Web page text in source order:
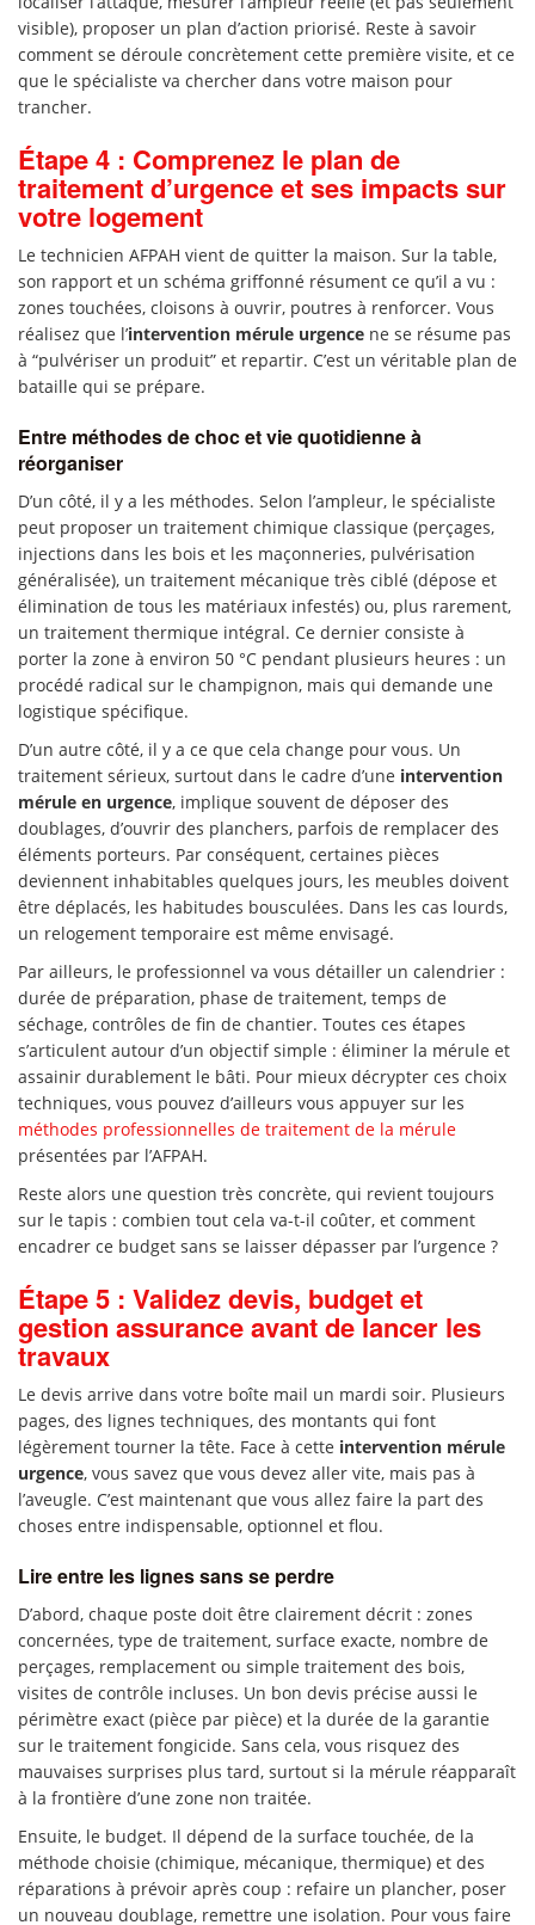
visible), proposer un plan d’action priorisé. Reste à savoir
comment se déroule concrètement cette première visite, et ce
que le spécialiste va chercher dans votre maison pour
trancher.
Étape 4 : Comprenez le plan de
traitement d’urgence et ses impacts sur
votre logement
Le technicien AFPAH vient de quitter la maison. Sur la table,
son rapport et un schéma griffonné résument ce qu’il a vu :
zones touchées, cloisons à ouvrir, poutres à renforcer. Vous
réalisez que l’intervention mérule urgence ne se résume pas
à “pulvériser un produit” et repartir. C’est un véritable plan de
bataille qui se prépare.
Entre méthodes de choc et vie quotidienne à
réorganiser
D’un côté, il y a les méthodes. Selon l’ampleur, le spécialiste
peut proposer un traitement chimique classique (perçages,
injections dans les bois et les maçonneries, pulvérisation
généralisée), un traitement mécanique très ciblé (dépose et
élimination de tous les matériaux infestés) ou, plus rarement,
un traitement thermique intégral. Ce dernier consiste à
porter la zone à environ 50 °C pendant plusieurs heures : un
procédé radical sur le champignon, mais qui demande une
logistique spécifique.
D’un autre côté, il y a ce que cela change pour vous. Un
traitement sérieux, surtout dans le cadre d’une intervention
mérule en urgence, implique souvent de déposer des
doublages, d’ouvrir des planchers, parfois de remplacer des
éléments porteurs. Par conséquent, certaines pièces
deviennent inhabitables quelques jours, les meubles doivent
être déplacés, les habitudes bousculées. Dans les cas lourds,
un relogement temporaire est même envisagé.
Par ailleurs, le professionnel va vous détailler un calendrier :
durée de préparation, phase de traitement, temps de
séchage, contrôles de fin de chantier. Toutes ces étapes
s’articulent autour d’un objectif simple : éliminer la mérule et
assainir durablement le bâti. Pour mieux décrypter ces choix
techniques, vous pouvez d’ailleurs vous appuyer sur les
méthodes professionnelles de traitement de la mérule
présentées par l’AFPAH.
Reste alors une question très concrète, qui revient toujours
sur le tapis : combien tout cela va-t-il coûter, et comment
encadrer ce budget sans se laisser dépasser par l’urgence ?
Étape 5 : Validez devis, budget et
gestion assurance avant de lancer les
travaux
Le devis arrive dans votre boîte mail un mardi soir. Plusieurs
pages, des lignes techniques, des montants qui font
légèrement tourner la tête. Face à cette intervention mérule
urgence, vous savez que vous devez aller vite, mais pas à
l’aveugle. C’est maintenant que vous allez faire la part des
choses entre indispensable, optionnel et flou.
Lire entre les lignes sans se perdre
D’abord, chaque poste doit être clairement décrit : zones
concernées, type de traitement, surface exacte, nombre de
perçages, remplacement ou simple traitement des bois,
visites de contrôle incluses. Un bon devis précise aussi le
périmètre exact (pièce par pièce) et la durée de la garantie
sur le traitement fongicide. Sans cela, vous risquez des
mauvaises surprises plus tard, surtout si la mérule réapparaît
à la frontière d’une zone non traitée.
Ensuite, le budget. Il dépend de la surface touchée, de la
méthode choisie (chimique, mécanique, thermique) et des
réparations à prévoir après coup : refaire un plancher, poser
un nouveau doublage, remettre une isolation. Pour vous faire